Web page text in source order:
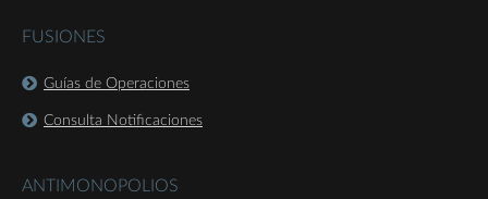
FUSIONES
Guías de Operaciones
Consulta Notificaciones
ANTIMONOPOLIOS